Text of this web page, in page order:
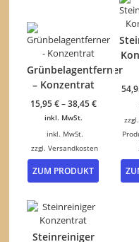
Grünbelagentferner
– Konzentrat
15,95€–38,45€
inkl. MwSt.
inkl. MwSt.
zzgl.Versandkosten
ZUM PRODUKT
Dieses
Produkt
zzgl.
Steinreiniger